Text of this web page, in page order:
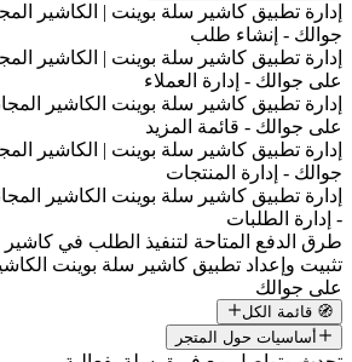
إدارة تطبيق كاشير سلة بوينت | الكاشير
جوالك - إنشاء طلب
إدارة تطبيق كاشير سلة بوينت | الكاشير
على جوالك - إدارة العملاء
إدارة تطبيق كاشير سلة بوينت الكاشير
على جوالك - قائمة المزيد
إدارة تطبيق كاشير سلة بوينت | الكاشير
جوالك - إدارة المنتجات
إدارة تطبيق كاشير سلة بوينت الكاشير
- إدارة الطلبات
طرق الدفع المتاحة لتنفيذ الطلب في
تثبيت وإعداد تطبيق كاشير سلة بوينت
على جوالك
🧭 قائمة الكل
أساسيات حول المتجر